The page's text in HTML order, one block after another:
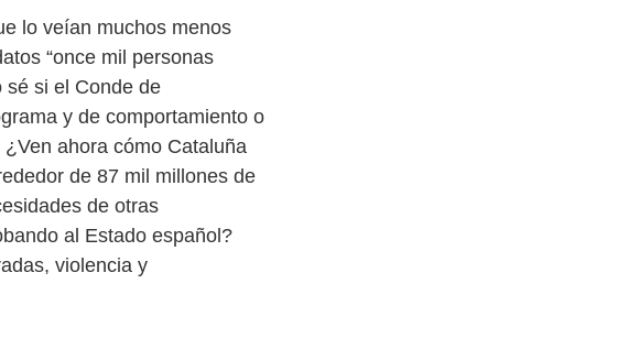
lo veían muchos menos
“once mil personas
sé si el Conde de
y de comportamiento o
¿Ven ahora cómo Cataluña
de 87 mil millones de
de otras
al Estado español?
violencia y